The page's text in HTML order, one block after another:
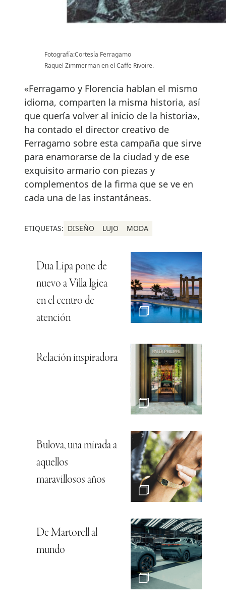
Fotografía:Cortesía Ferragamo
Raquel Zimmerman en el Caffe Rivoire.
«Ferragamo y Florencia hablan el mismo
idioma, comparten la misma historia, así
que quería volver al inicio de la historia»,
ha contado el director creativo de
Ferragamo sobre esta campaña que sirve
para enamorarse de la ciudad y de ese
exquisito armario con piezas y
complementos de la firma que se ve en
cada una de las instantáneas.
ETIQUETAS: DISEÑO LUJO MODA
Dua Lipa pone de
nuevo a Villa Igiea
en el centro de
atención
Relación inspiradora
Bulova, una mirada a
aquellos
maravillosos años
De Martorell al
mundo